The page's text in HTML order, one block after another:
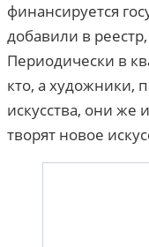
финансируется
добавили в
Периодически в
кто, а художники,
искусства, они же
творят новое